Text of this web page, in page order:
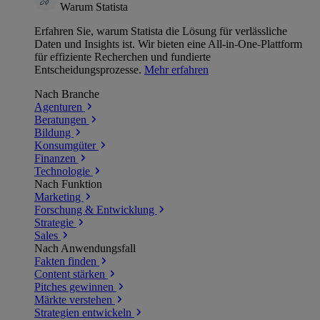
Warum Statista
Erfahren Sie, warum Statista die Lösung für verlässliche
Daten und Insights ist. Wir bieten eine All-in-One-Plattform
für effiziente Recherchen und fundierte
Entscheidungsprozesse. Mehr erfahren
Nach Branche
Agenturen
Beratungen
Bildung
Konsumgüter
Finanzen
Technologie
Nach Funktion
Marketing
Forschung & Entwicklung
Strategie
Sales
Nach Anwendungsfall
Fakten finden
Content stärken
Pitches gewinnen
Märkte verstehen
Strategien entwickeln